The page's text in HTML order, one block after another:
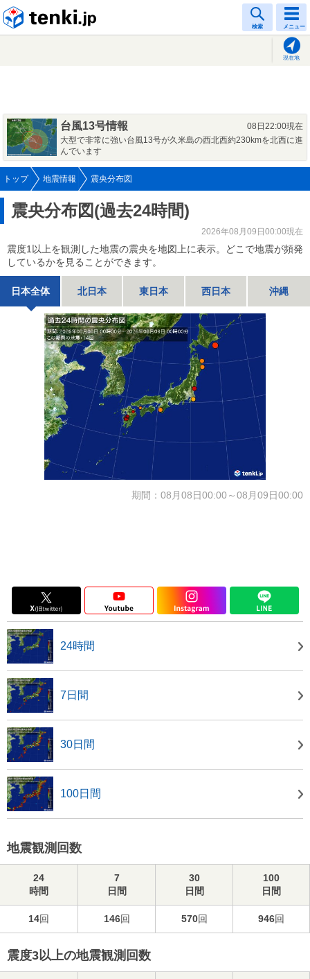
検索 メニュー
現在地
台風13号情報
08日22:00現在
大型で非常に強い台風13号が久米島の西北西約230kmを北西に進
んでいます
トップ 地震情報 震央分布図
震央分布図(過去24時間)
2026年08月09日00:00現在
震度1以上を観測した地震の震央を地図上に表示。どこで地震が頻発
しているかを見ることができます。
日本全体 北日本 東日本 西日本 沖縄
期間：08月08日00:00～08月09日00:00
24時間
7日間
30日間
100日間
地震観測回数
24
時間
7
日間
30
日間
100
日間
14回 146回 570回 946回
震度3以上の地震観測回数